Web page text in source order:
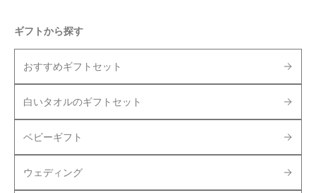
ギフトから探す
おすすめギフトセット
白いタオルのギフトセット
ベビーギフト
ウェディング